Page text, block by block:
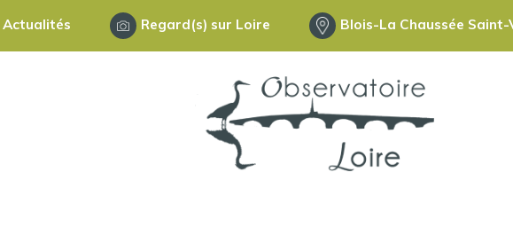
Actualités Regard(s) sur Loire Blois-La Chaussée